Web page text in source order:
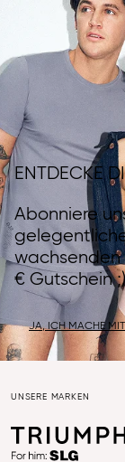
ENTDECKE
Abonniere
wachsenden
€ Gutschein ;)
JA, ICH MACHE
UNSERE MARKEN